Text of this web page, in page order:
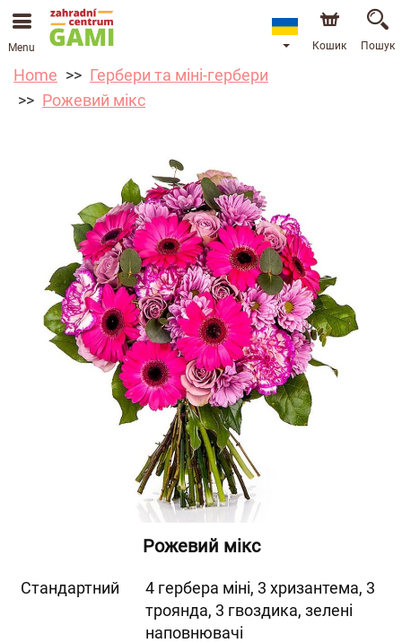
Menu Кошик Пошук
Home
Гербери та міні-гербери
Рожевий мікс
Рожевий мікс
Cтандартний
4 гербера міні, 3 хризантема, 3
троянда, 3 гвоздика, зелені
наповнювачі